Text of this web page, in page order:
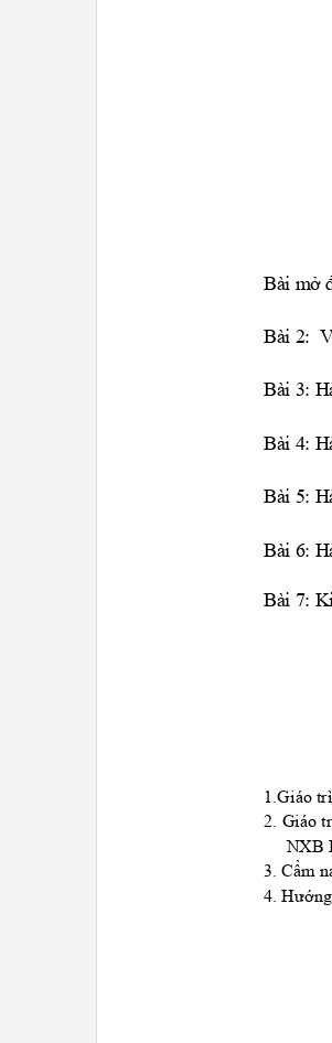
Bài mở
Bài 2:
Bài 3:
Bài 4:
Bài 5:
Bài 6:
Bài 7:
1.Giáo
2. Giáo
NXB
3. Cẩm
4.